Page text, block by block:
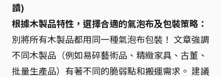
讀)
根據木製品特性，選擇合適的氣泡布及包裝策略：
別將所有木製品都用同一種氣泡布包裝！ 文章強調
不同木製品（例如易碎藝術品、精緻家具、古董、
批量生產品）有著不同的脆弱點和搬運需求。 建議